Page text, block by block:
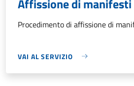
Affissione di manifesti
Procedimento di affissione di
VAI AL SERVIZIO